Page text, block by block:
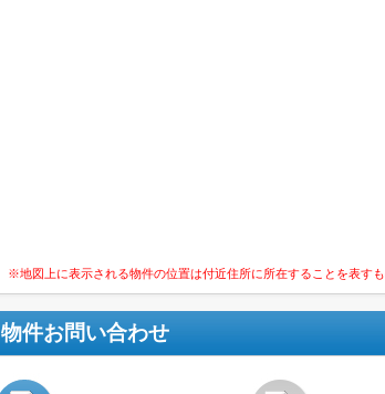
※地図上に表示される物件の位置は付近住所に所在することを表す
物件お問い合わせ